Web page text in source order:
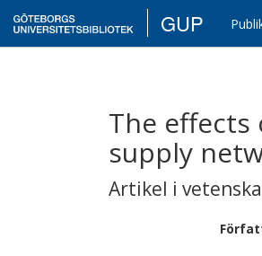
GUP
The
supply
Artikel i